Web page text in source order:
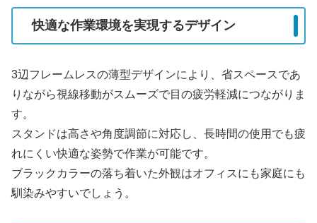
快適な作業環境を実現するデザイン
3辺フレームレスの薄型デザインにより、省スペースであ
りながら視線移動がスムーズで目の疲労軽減につながりま
す。
スタンドは高さや角度調節に対応し、長時間の使用でも疲
れにくい快適な姿勢で作業が可能です。
ブラックカラーの落ち着いた外観はオフィスにも家庭にも
馴染みやすいでしょう。